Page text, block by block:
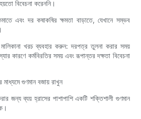
বিবেচনা করেননি।
এবং দর কষাকষির ক্ষমতা বাড়াতে, যেখানে সম্ভব
মালিকানা খরচ ব্যবহার করুন: দরপত্র তুলনা করার সময়
কারণে কর্মবিরতির সময় এবং রূপান্তর দক্ষতা বিবেচনা
গুণমান বজায় রাখুন
জন্য ব্যয় হ্রাসের পাশাপাশি একটি শক্তিশালী গুণমান